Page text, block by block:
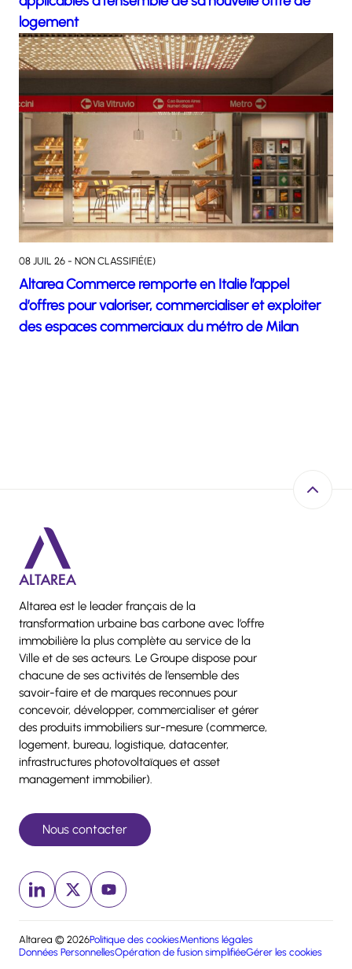
logement
08 JUIL 26 - NON CLASSIFIÉ(E)
Altarea Commerce remporte en Italie l’appel
d’offres pour valoriser, commercialiser et exploiter
des espaces commerciaux du métro de Milan
Altarea est le leader français de la
transformation urbaine bas carbone avec l’offre
immobilière la plus complète au service de la
Ville et de ses acteurs. Le Groupe dispose pour
chacune de ses activités de l’ensemble des
savoir-faire et de marques reconnues pour
concevoir, développer, commercialiser et gérer
des produits immobiliers sur-mesure (commerce,
logement, bureau, logistique, datacenter,
infrastructures photovoltaïques et asset
management immobilier).
Nous contacter
Linkedin (nouvelle fenêtre)
x (nouvelle fenêtre)
Youtube (nouvelle fenêtre)
Altarea © 2026Politique des cookiesMentions légales
Données PersonnellesOpération de fusion simplifiéeGérer les cookies
Retour